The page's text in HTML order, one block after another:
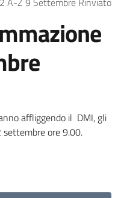
affliggendo il DMI, gli
ore 9.00.